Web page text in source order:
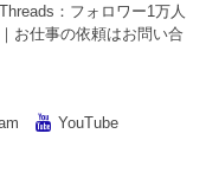
Threads ：フォロワー1万人
｜お仕事の依頼はお問い合
YouTube